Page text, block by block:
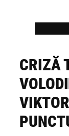
content
CRIZĂ